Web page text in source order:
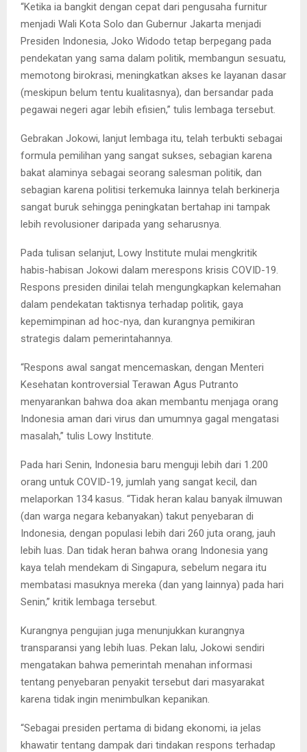
“Ketika ia bangkit dengan cepat dari pengusaha furnitur
menjadi Wali Kota Solo dan Gubernur Jakarta menjadi
Presiden Indonesia, Joko Widodo tetap berpegang pada
pendekatan yang sama dalam politik, membangun sesuatu,
memotong birokrasi, meningkatkan akses ke layanan dasar
(meskipun belum tentu kualitasnya), dan bersandar pada
pegawai negeri agar lebih efisien,” tulis lembaga tersebut.
Gebrakan Jokowi, lanjut lembaga itu, telah terbukti sebagai
formula pemilihan yang sangat sukses, sebagian karena
bakat alaminya sebagai seorang salesman politik, dan
sebagian karena politisi terkemuka lainnya telah berkinerja
sangat buruk sehingga peningkatan bertahap ini tampak
lebih revolusioner daripada yang seharusnya.
Pada tulisan selanjut, Lowy Institute mulai mengkritik
habis-habisan Jokowi dalam merespons krisis COVID-19.
Respons presiden dinilai telah mengungkapkan kelemahan
dalam pendekatan taktisnya terhadap politik, gaya
kepemimpinan ad hoc-nya, dan kurangnya pemikiran
strategis dalam pemerintahannya.
“Respons awal sangat mencemaskan, dengan Menteri
Kesehatan kontroversial Terawan Agus Putranto
menyarankan bahwa doa akan membantu menjaga orang
Indonesia aman dari virus dan umumnya gagal mengatasi
masalah,” tulis Lowy Institute.
Pada hari Senin, Indonesia baru menguji lebih dari 1.200
orang untuk COVID-19, jumlah yang sangat kecil, dan
melaporkan 134 kasus. “Tidak heran kalau banyak ilmuwan
(dan warga negara kebanyakan) takut penyebaran di
Indonesia, dengan populasi lebih dari 260 juta orang, jauh
lebih luas. Dan tidak heran bahwa orang Indonesia yang
kaya telah mendekam di Singapura, sebelum negara itu
membatasi masuknya mereka (dan yang lainnya) pada hari
Senin,” kritik lembaga tersebut.
Kurangnya pengujian juga menunjukkan kurangnya
transparansi yang lebih luas. Pekan lalu, Jokowi sendiri
mengatakan bahwa pemerintah menahan informasi
tentang penyebaran penyakit tersebut dari masyarakat
karena tidak ingin menimbulkan kepanikan.
“Sebagai presiden pertama di bidang ekonomi, ia jelas
khawatir tentang dampak dari tindakan respons terhadap